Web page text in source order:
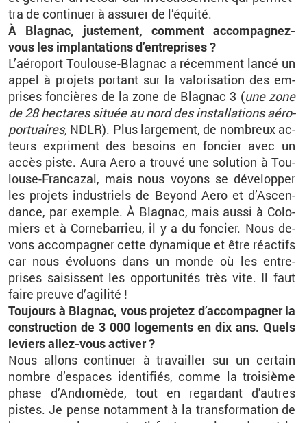
tra de conti­nuer à as­su­rer de l’équité.
À Bla­gnac, jus­te­ment, com­ment ac­com­pa­gnez-
vous les im­plan­ta­tions d’en­tre­prises ?
L’aé­ro­port Tou­louse-Bla­gnac a ré­cem­ment lancé un
appel à pro­jets por­tant sur la va­lo­ri­sa­tion des em­
prises fon­cières de la zone de Bla­gnac 3 (une zone
de 28 hec­tares si­tuée au nord des ins­tal­la­tions aé­ro­
por­tuaires, NDLR). Plus lar­ge­ment, de nom­breux ac­
teurs ex­priment des be­soins en fon­cier avec un
accès piste. Aura Aero a trouvé une so­lu­tion à Tou­
louse-Fran­ca­zal, mais nous voyons se dé­ve­lop­per
les pro­jets in­dus­triels de Beyond Aero et d’As­cen­
dance, par exemple. À Bla­gnac, mais aussi à Co­lo­
miers et à Cor­ne­bar­rieu, il y a du fon­cier. Nous de­
vons ac­com­pa­gner cette dy­na­mique et être ré­ac­tifs
car nous évo­luons dans un monde où les en­tre­
prises sai­sissent les op­por­tu­ni­tés très vite. Il faut
faire preuve d’agi­lité !
Tou­jours à Bla­gnac, vous pro­je­tez d’ac­com­pa­gner la
construc­tion de 3 000 lo­ge­ments en dix ans. Quels
le­viers al­lez-vous ac­ti­ver ?
Nous al­lons conti­nuer à tra­vailler sur un cer­tain
nombre d’es­paces iden­ti­fiés, comme la troi­sième
phase d’An­dro­mède, tout en re­gar­dant d'autres
pistes. Je pense no­tam­ment à la trans­for­ma­tion de